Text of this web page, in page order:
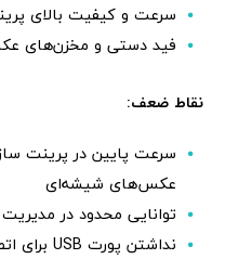
سرعت و کیفیت بالای
فید دستی و مخزن‌های عکس 4
نقاط ضعف:
سرعت پایین در پرینت
عکس‌های شیشه‌ای
توانایی محدود در
نداشتن پورت USB برای اتصال مستقیم به رایانه